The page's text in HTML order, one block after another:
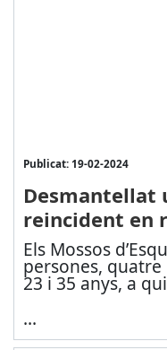
Publicat: 19-02-2024
Desmantellat
reincident en
Els Mossos
persones,
23 i 35 anys, a qui
...